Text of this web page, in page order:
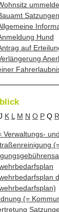
Hund
auf
K L M N O P Q R
Verwaltungs-
(=